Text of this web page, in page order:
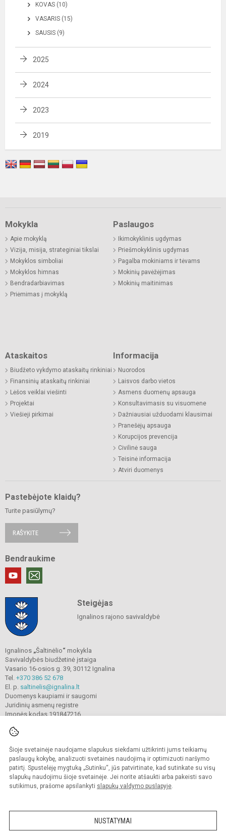
Šioje svetainėje naudojame slapukus siekdami užtikrinti jums teikiamų
paslaugų kokybę, analizuoti svetainės naudojimą ir optimizuoti naršymo
patirtį. Spustelėję mygtuką „Sutinku“, jūs patvirtinate, kad sutinkate su visų
slapukų naudojimu šioje svetainėje. Jei norite atšaukti arba pakeisti savo
sutikimus, prašome apsilankyti slapukų valdymo puslapyje.
NUSTATYMAI
KOVAS (10)
VASARIS (15)
SAUSIS (9)
2025
2024
2023
2019
Mokykla
Apie mokyklą
Vizija, misija, strateginiai tikslai
Mokyklos simboliai
Mokyklos himnas
Bendradarbiavimas
Priėmimas į mokyklą
Paslaugos
Ikimokyklinis ugdymas
Priešmokyklinis ugdymas
Pagalba mokiniams ir tėvams
Mokinių pavėžėjimas
Mokinių maitinimas
Ataskaitos
Biudžeto vykdymo ataskaitų rinkiniai
Finansinių ataskaitų rinkiniai
Lėšos veiklai viešinti
Projektai
Viešieji pirkimai
Informacija
Nuorodos
Laisvos darbo vietos
Asmens duomenų apsauga
Konsultavimasis su visuomene
Dažniausiai užduodami klausimai
Pranešėjų apsauga
Korupcijos prevencija
Civilinė sauga
Teisinė informacija
Atviri duomenys
Pastebėjote klaidų?
Turite pasiūlymų?
RAŠYKITE
Bendraukime
Steigėjas
Ignalinos rajono savivaldybė
Ignalinos „Šaltinėlio“ mokykla
Savivaldybės biudžetinė įstaiga
Vasario 16-osios g. 39, 30112 Ignalina
Tel. +370 386 52 678
El. p. saltinelis@ignalina.lt
Duomenys kaupiami ir saugomi
Juridinių asmenų registre
Įmonės kodas 191847216
© 2022. Ignalinos„Šaltinėlio “mokykla. Visos teisės saugomos.
Kopijuoti turinį be raštiško gimnazijos sutikimo griežtai draudžiama.
Prieinamumo paraiška Slapukų valdymas
Sumanus būdas atnaujinti